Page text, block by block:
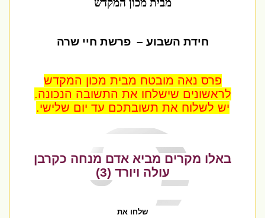
מבית מכון המקדש
חידת השבוע–פרשת חיי שרה
פרס נאה מובטח מבית מכון המקדש
לראשונים שישלחו את התשובה הנכונה.
יש לשלוח את תשובתכם עד יום שלישי.
באלו מקרים מביא אדם מנחה כקרבן
עולה ויורד (3)
שלחו את